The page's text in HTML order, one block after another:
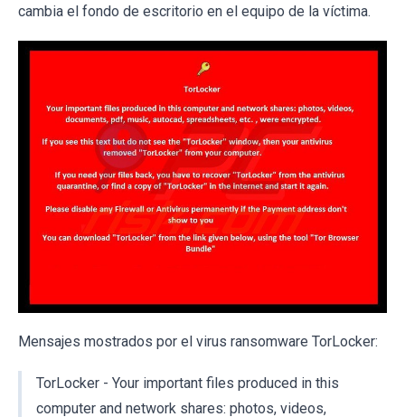
cambia el fondo de escritorio en el equipo de la víctima.
Mensajes mostrados por el virus ransomware TorLocker:
TorLocker - Your important files produced in this
computer and network shares: photos, videos,